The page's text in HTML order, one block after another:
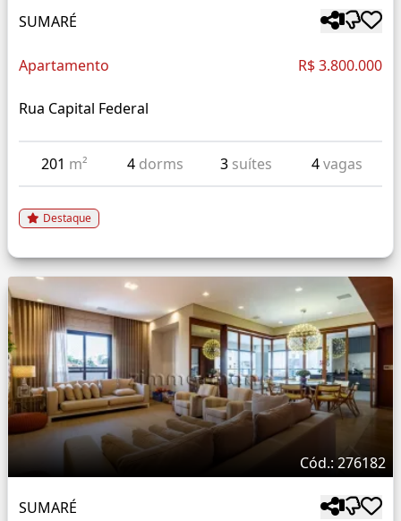
SUMARÉ
Apartamento R$ 3.800.000
Rua Capital Federal
201 m² 4 dorms 3 suítes 4vagas
Destaque
Cód.: 276182
SUMARÉ